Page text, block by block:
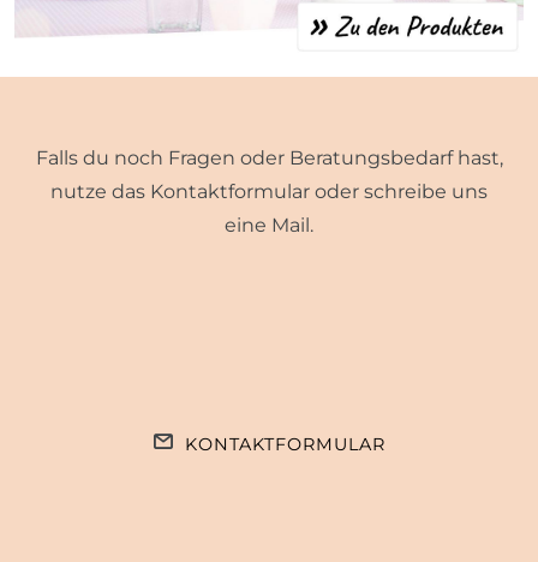
Falls du noch Fragen oder Beratungsbedarf hast,
nutze das Kontaktformular oder schreibe uns
eine Mail.
KONTAKTFORMULAR